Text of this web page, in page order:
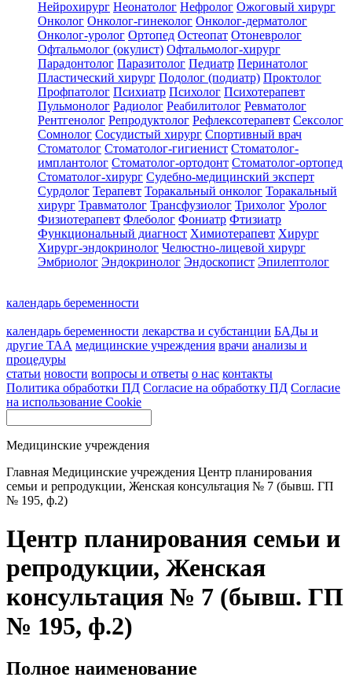
Нейрохирург Неонатолог Нефролог Ожоговый хирург
Онколог Онколог-гинеколог Онколог-дерматолог
Онколог-уролог Ортопед Остеопат Отоневролог
Офтальмолог (окулист) Офтальмолог-хирург
Парадонтолог Паразитолог Педиатр Перинатолог
Пластический хирург Подолог (подиатр) Проктолог
Профпатолог Психиатр Психолог Психотерапевт
Пульмонолог Радиолог Реабилитолог Ревматолог
Рентгенолог Репродуктолог Рефлексотерапевт Сексолог
Сомнолог Сосудистый хирург Спортивный врач
Стоматолог Стоматолог-гигиенист Стоматолог-
имплантолог Стоматолог-ортодонт Стоматолог-ортопед
Стоматолог-хирург Судебно-медицинский эксперт
Сурдолог Терапевт Торакальный онколог Торакальный
хирург Травматолог Трансфузиолог Трихолог Уролог
Физиотерапевт Флеболог Фониатр Фтизиатр
Функциональный диагност Химиотерапевт Хирург
Хирург-эндокринолог Челюстно-лицевой хирург
Эмбриолог Эндокринолог Эндоскопист Эпилептолог
календарь беременности
календарь беременности лекарства и субстанции БАДы и
другие ТАА медицинские учреждения врачи анализы и
процедуры
статьи новости вопросы и ответы о нас контакты
Политика обработки ПД Согласие на обработку ПД Согласие
на использование Cookie
Медицинские учреждения
Главная Медицинские учреждения Центр планирования
семьи и репродукции, Женская консультация № 7 (бывш. ГП
№ 195, ф.2)
Центр планирования семьи и
репродукции, Женская
консультация № 7 (бывш. ГП
№ 195, ф.2)
Полное наименование